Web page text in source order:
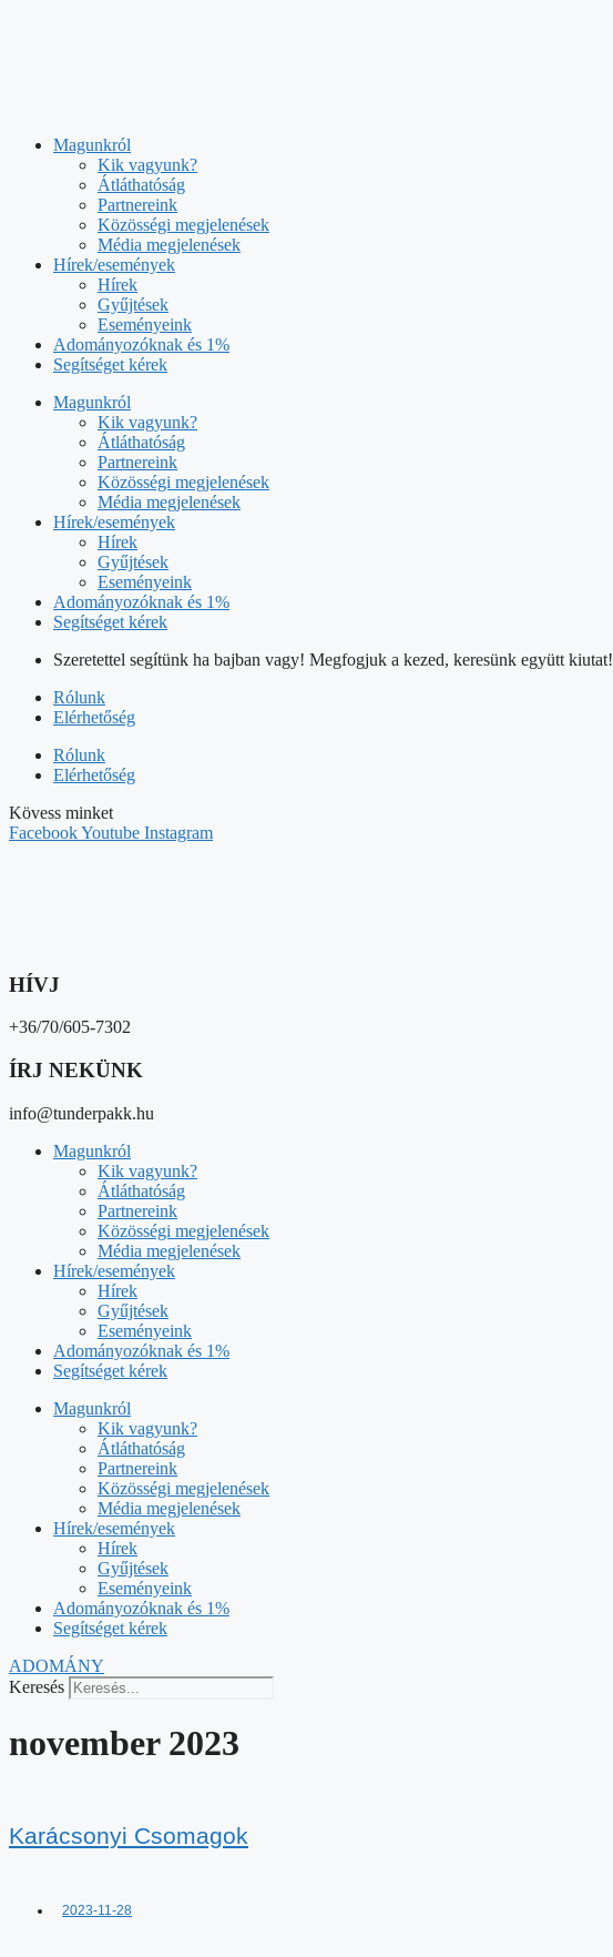
Magunkról
Kik vagyunk?
Átláthatóság
Partnereink
Közösségi megjelenések
Média megjelenések
Hírek/események
Hírek
Gyűjtések
Eseményeink
Adományozóknak és 1%
Segítséget kérek
Magunkról
Kik vagyunk?
Átláthatóság
Partnereink
Közösségi megjelenések
Média megjelenések
Hírek/események
Hírek
Gyűjtések
Eseményeink
Adományozóknak és 1%
Segítséget kérek
Szeretettel segítünk ha bajban vagy! Megfogjuk a kezed, keresünk együtt kiutat!
Rólunk
Elérhetőség
Rólunk
Elérhetőség
Kövess minket
FacebookYoutube Instagram
HÍVJ
+36/70/605-7302
ÍRJ NEKÜNK
info@tunderpakk.hu
Magunkról
Kik vagyunk?
Átláthatóság
Partnereink
Közösségi megjelenések
Média megjelenések
Hírek/események
Hírek
Gyűjtések
Eseményeink
Adományozóknak és 1%
Segítséget kérek
Magunkról
Kik vagyunk?
Átláthatóság
Partnereink
Közösségi megjelenések
Média megjelenések
Hírek/események
Hírek
Gyűjtések
Eseményeink
Adományozóknak és 1%
Segítséget kérek
ADOMÁNY
Keresés
november 2023
Karácsonyi Csomagok
2023-11-28